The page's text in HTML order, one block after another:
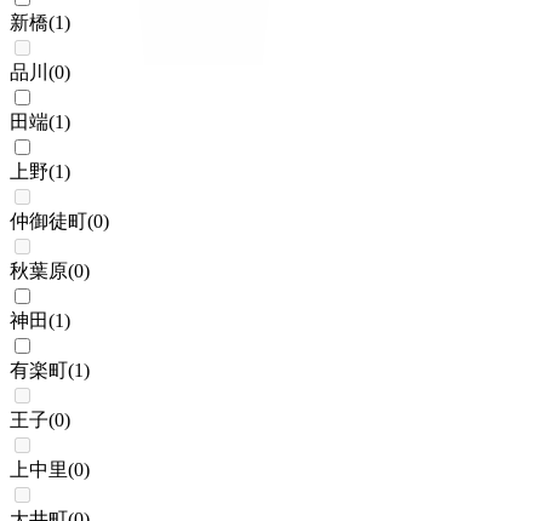
新橋(1)
品川 (0)
田端(1)
上野(1)
仲御徒町(0)
秋葉原(0)
神田(1)
有楽町(1)
王子(0)
上中里(0)